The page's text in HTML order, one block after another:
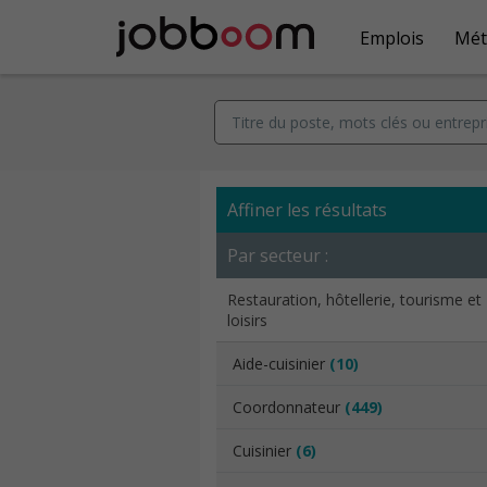
Emplois
Affiner les résultats
Par secteur :
Restauration, hôtellerie, tourisme et
loisirs
Aide-cuisinier (10)
Coordonnateur (449)
Cuisinier (6)